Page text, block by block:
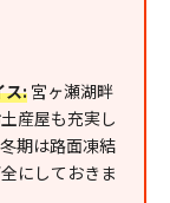
ス: 宮ヶ瀬湖畔
産屋も充実し
期は路面凍結
にしておきま